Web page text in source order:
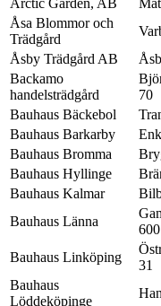
Åsa Blommor och
Trädgård
Åsby Trädgård AB
Backamo
handelsträdgård
70
Bauhaus Bäckebol
Bauhaus Barkarby
Bauhaus Bromma
Bauhaus Hyllinge
Bauhaus Kalmar
Bauhaus Länna
600
Bauhaus Linköping
31
Bauhaus
Löddeköpinge